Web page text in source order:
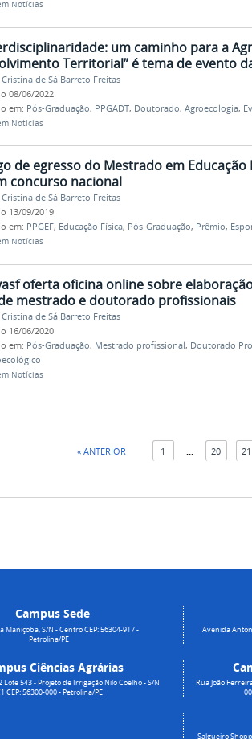
Notícias
um caminho para a
Territorial” é tema de evento
Cristina de Sá Barreto Freitas
08/06/2022
em: Pós-Graduação, PPGADT, Doutorado, Agroecologia,
Notícias
de egresso do Mestrado em Educação
concurso nacional
Cristina de Sá Barreto Freitas
13/09/2019
em: PPGEF, Educação Física, Pós-Graduação, Prêmio,
Notícias
oferta oficina online sobre
mestrado e doutorado profissionais
Cristina de Sá Barreto Freitas
16/06/2020
em: Pós-Graduação, Mestrado profissional, Doutorado
Notícias
« ANTERIOR 1 ... 20 21
Campus Sede
Maniçoba, S/N - Centro CEP: 56304-917 -
Petrolina/PE
Ciências Agrárias
Lote 543 - Projeto de Irrigação Nilo Coelho - S/N
CEP: 56300-000 - Petrolina/PE
Avenida
Rua João
Salgueiro